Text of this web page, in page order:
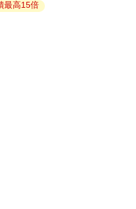
買的電子書僅能以金石堂專屬